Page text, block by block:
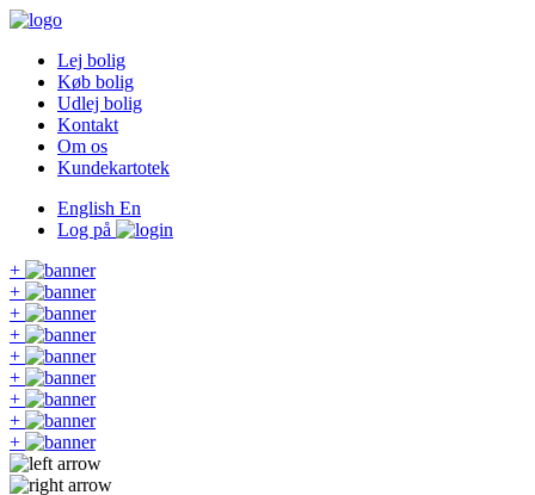
Lej bolig
Køb bolig
Udlej bolig
Kontakt
Om os
Kundekartotek
English En
Log på
+
+
+
+
+
+
+
+
+